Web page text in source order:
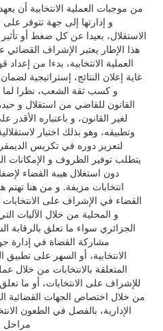
من موجبات العملية الانتخابية أن
و إدارتها إلى جهة تتوفر
الاستقلال، بعيدا عن كل ضغط أو
هذا الإطار يعتبر الإشراف
العملية الانتخابية، بدءا من إعداد
غاية إعلان النتائج، إستراتيجية
و كسب ثقة الشعب، نظرا لما
القانون للقاضي من استقلال و
لغير القانون، و باعتباره الأقدر
وتطبيقه، وهو بذلك اختبار
لتعزيز دوره في تكريس
يتطلب توفير الظروف و الإمكانات
دون استغلال هيبة القضاء
انتخابات مزيفة. و من هنا تهتم
القضاء في الإشراف على الانتخابات
و المحلية من خلال الآليات
الجزائري سواء ما تعلق بالرقابة
مشاركة القضاة في إدارة
الانتخابية، أو السهر على تطبيق
المتعلقة بالانتخابات من خلال
للإشراف على الانتخابات، أو ما تعلق
من خلال اختصاص الجهات القضائية
الإدارية، بالفصل في الطعون
مراحل